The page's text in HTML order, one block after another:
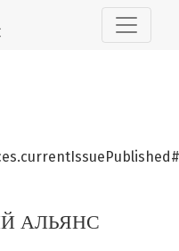
АЛЬЯНС